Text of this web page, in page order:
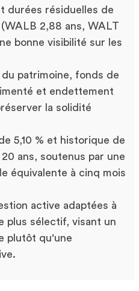
durées résiduelles de
2,88 ans, WALT
bonne visibilité sur les
patrimoine, fonds de
et endettement
la solidité
5,10 % et historique de
ans, soutenus par une
équivalente à cinq mois
active adaptées à
plus sélectif, visant un
plutôt qu'une